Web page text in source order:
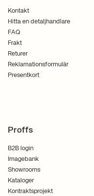
Kontakt
Hitta en detaljhandlare
FAQ
Frakt
Returer
Reklamationsformulär
Presentkort
Proffs
B2B login
Imagebank
Showrooms
Kataloger
Kontraktsprojekt